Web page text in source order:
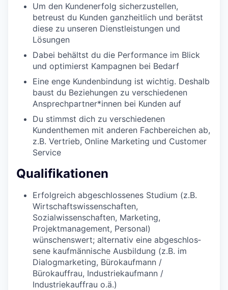
Um den Kundenerfolg sicherzustellen,
betreust du Kunden ganzheitlich und berätst
diese zu unseren Dienstleistungen und
Lösungen
Dabei behältst du die Performance im Blick
und optimierst Kampagnen bei Bedarf
Eine enge Kundenbindung ist wichtig. Deshalb
baust du Beziehungen zu verschiedenen
Ansprechpartner*innen bei Kunden auf
Du stimmst dich zu verschiedenen
Kundenthemen mit anderen Fachbereichen ab,
z.B. Vertrieb, Online Marketing und Customer
Service
Qualifikationen
Erfolgreich abgeschlossenes Studium (z.B.
Wirtschaftswissenschaften,
Sozialwissenschaften, Marketing,
Projektmanagement, Personal)
wünschenswert; alternativ eine abge­schlos­
sene kaufmännische Ausbildung (z.B. im
Dialogmarketing, Bürokaufmann /
Bürokauffrau, Industriekaufmann /
Industriekauffrau o.ä.)